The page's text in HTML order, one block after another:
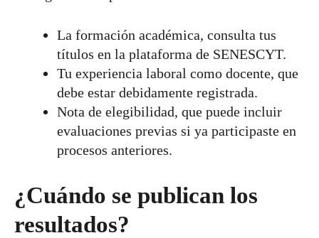
La formación académica, consulta tus
títulos en la plataforma de SENESCYT.
Tu experiencia laboral como docente, que
debe estar debidamente registrada.
Nota de elegibilidad, que puede incluir
evaluaciones previas si ya participaste en
procesos anteriores.
¿Cuándo se publican los
resultados?